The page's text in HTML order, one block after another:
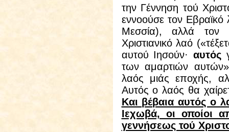
την Γέννηση τού
εννοούσε τον
Μεσσία), αλλά τον
Χριστιανικό λαό («
αυτού Ιησούν· αυτός
των αμαρτιών αυτών
λαός μιάς εποχής,
Αυτός ο λαός θα
Και βέβαια αυτός ο
Ιεχωβά, οι οποίοι
γεννήσεως τού